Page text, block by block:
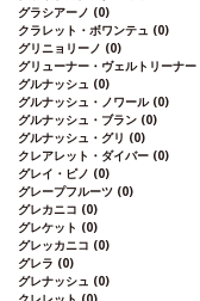
グラシアーノ (0)
クラレット・ボワンテュ (0)
グリニョリーノ (0)
グリューナー・ヴェルトリーナー
グルナッシュ (0)
グルナッシュ・ノワール (0)
グルナッシュ・ブラン (0)
グルナッシュ・グリ (0)
クレアレット・ダイバー (0)
グレイ・ピノ (0)
グレープフルーツ (0)
グレカニコ (0)
グレケット (0)
グレッカニコ (0)
グレラ (0)
グレナッシュ (0)